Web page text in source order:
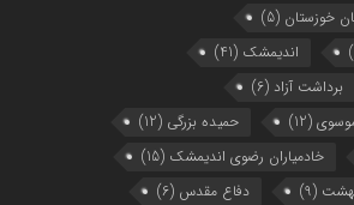
خوزستان (5)
اندیمشک (41)
برداشت آزاد (6)
(12) حمیده بزرگی (12)
خادمیاران رضوی اندیمشک (15)
(9) دفاع مقدس (6)